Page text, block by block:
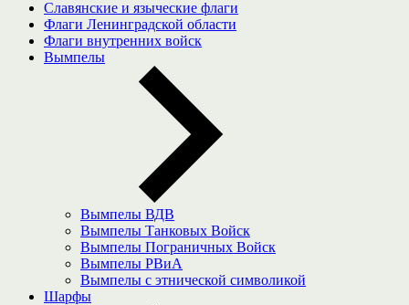
Славянские и языческие флаги
Флаги Ленинградской области
Флаги внутренних войск
Вымпелы
Вымпелы ВДВ
Вымпелы Танковых Войск
Вымпелы Пограничных Войск
Вымпелы РВиА
Вымпелы с этнической символикой
Шарфы